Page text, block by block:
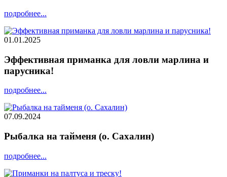
подробнее...
01.01.2025
Эффективная приманка для ловли марлина и
парусника!
подробнее...
07.09.2024
Рыбалка на тайменя (о. Сахалин)
подробнее...